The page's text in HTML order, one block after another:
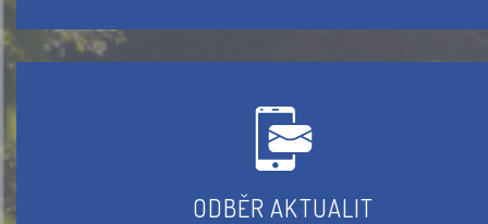
ODBĚR AKTUALIT